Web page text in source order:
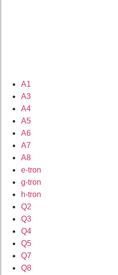
A1
A3
A4
A5
A6
A7
A8
e-tron
g-tron
h-tron
Q2
Q3
Q4
Q5
Q7
Q8